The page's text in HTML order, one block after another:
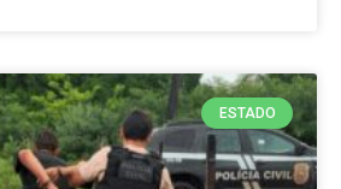
ESTADO